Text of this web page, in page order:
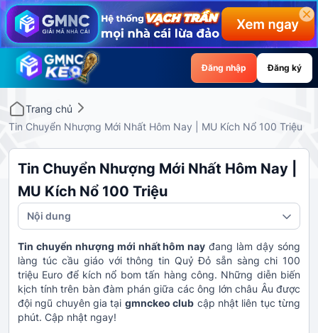
Đăng nhập Đăng ký
Trang chủ
Tin Chuyển Nhượng Mới Nhất Hôm Nay | MU Kích Nổ 100 Triệu
Tin Chuyển Nhượng Mới Nhất Hôm Nay |
MU Kích Nổ 100 Triệu
Nội dung
Tin chuyển nhượng mới nhất hôm nay đang làm dậy sóng
làng túc cầu giáo với thông tin Quỷ Đỏ sẵn sàng chi 100
triệu Euro để kích nổ bom tấn hàng công. Những diễn biến
kịch tính trên bàn đàm phán giữa các ông lớn châu Âu được
đội ngũ chuyên gia tại gmnckeo club cập nhật liên tục từng
phút. Cập nhật ngay!